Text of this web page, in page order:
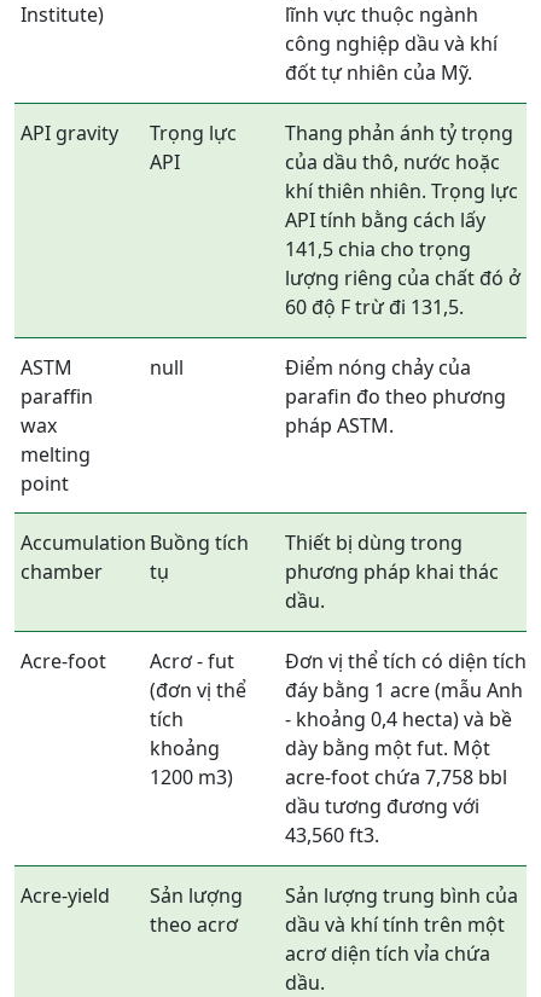
Institute)
lĩnh vực thuộc ngành
công nghiệp dầu và khí
đốt tự nhiên của Mỹ.
API gravity
Trọng lực
API
Thang phản ánh tỷ trọng
của dầu thô, nước hoặc
khí thiên nhiên. Trọng lực
API tính bằng cách lấy
141,5 chia cho trọng
lượng riêng của chất đó ở
60 độ F trừ đi 131,5.
ASTM
paraffin
wax
melting
point
null
Điểm nóng chảy của
parafin đo theo phương
pháp ASTM.
Accumulation
chamber
Buồng tích
tụ
Thiết bị dùng trong
phương pháp khai thác
dầu.
Acre-foot
Acrơ - fut
(đơn vị thể
tích
khoảng
1200 m3)
Đơn vị thể tích có diện tích
đáy bằng 1 acre (mẫu Anh
- khoảng 0,4 hecta) và bề
dày bằng một fut. Một
acre-foot chứa 7,758 bbl
dầu tương đương với
43,560 ft3.
Acre-yield
Sản lượng
theo acrơ
Sản lượng trung bình của
dầu và khí tính trên một
acrơ diện tích vỉa chứa
dầu.